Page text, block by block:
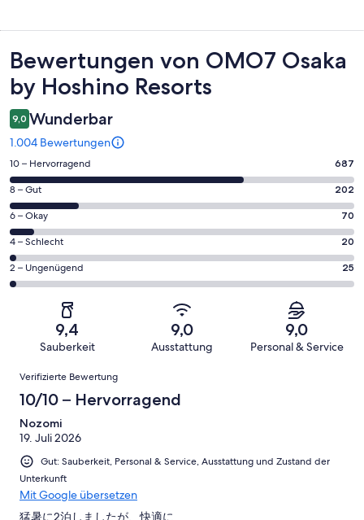
Bewertungen
Bewertungen von OMO7 Osaka
by Hoshino Resorts
9,0 Wunderbar
1.004 Bewertungen
687
von
insgesamt
1004
Gästebewertungen
haben
eine
Bewertung
Hervorragend
10 – Hervorragend 687
202
von
insgesamt
1004
Gästebewertungen
haben
Bewertung
Gut
8 – Gut 202
70
von
insgesamt
1004
Gästebewertungen
Bewertung
Okay
6 – Okay 70
20
von
insgesamt
Gästebewertungen
von
Schlecht
4 – Schlecht 20
25
von
insgesamt
Gästebewertungen
haben
eine
von
Ungenügend
2 – Ungenügend 25
9,4
Sauberkeit
9,0
Ausstattung
9,0
Personal & Service
Bewertungen
Verifizierte Bewertung
10/10 – Hervorragend
Nozomi
19. Juli 2026
Gut: Sauberkeit, Personal & Service, Ausstattung und Zustand der
Unterkunft
Mit Google übersetzen
猛暑に2泊しましたが、快適に